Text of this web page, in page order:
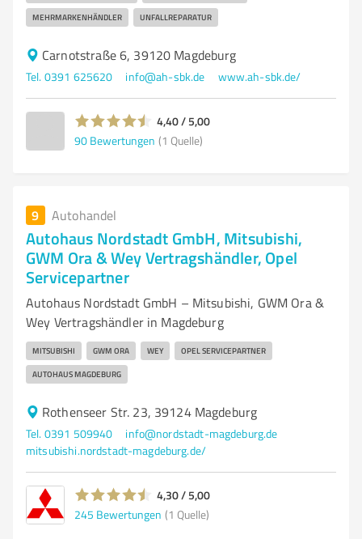
MEHRMARKENHÄNDLER UNFALLREPARATUR
Carnotstraße 6, 39120 Magdeburg
Tel. 0391 625620 info@ah-sbk.de www.ah-sbk.de/
4,40 / 5,00
90 Bewertungen (1 Quelle)
9 Autohandel
Autohaus Nordstadt GmbH, Mitsubishi,
GWM Ora & Wey Vertragshändler, Opel
Servicepartner
Autohaus Nordstadt GmbH – Mitsubishi, GWM Ora &
Wey Vertragshändler in Magdeburg
MITSUBISHI GWM ORA WEY OPEL SERVICEPARTNER
AUTOHAUS MAGDEBURG
Rothenseer Str. 23, 39124 Magdeburg
Tel. 0391 509940
info@nordstadt-magdeburg.de
mitsubishi.nordstadt-magdeburg.de/
4,30 / 5,00
245 Bewertungen (1 Quelle)